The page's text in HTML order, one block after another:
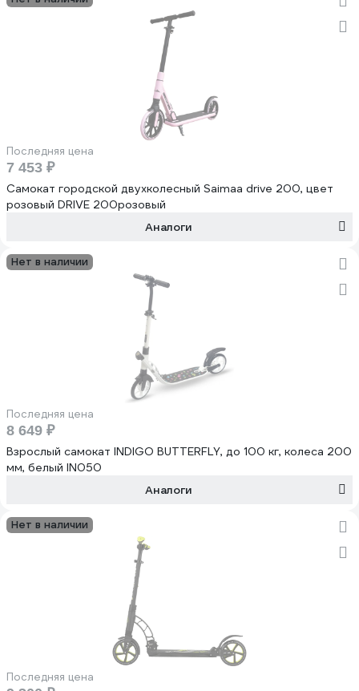
Последняя цена
7 453 ₽
Самокат городской двухколесный Saimaa drive 200, цвет
розовый DRIVE 200розовый
Аналоги
Нет в наличии
Последняя цена
8 649 ₽
Взрослый самокат INDIGO BUTTERFLY, до 100 кг, колеса 200
мм, белый IN050
Аналоги
Нет в наличии
Последняя цена